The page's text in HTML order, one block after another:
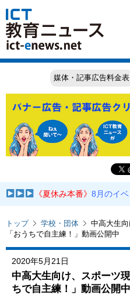
媒体・記事広告料金表
《夏休み本番》8月のイ
トップ 学校・団体
中高大生
「おうちで自主練！」動画公開中
2020年5月21日
中高大生向け、スポーツ
ちで自主練！」動画公開中